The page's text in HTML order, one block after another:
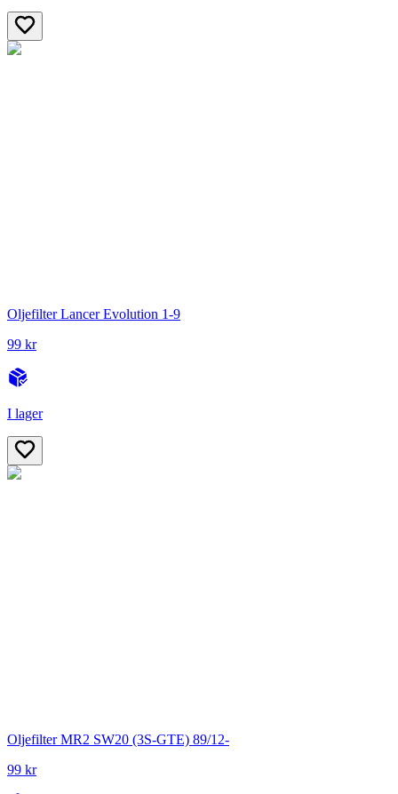
Oljefilter Lancer Evolution 1-9
99 kr
I lager
Oljefilter MR2 SW20 (3S-GTE) 89/12-
99 kr